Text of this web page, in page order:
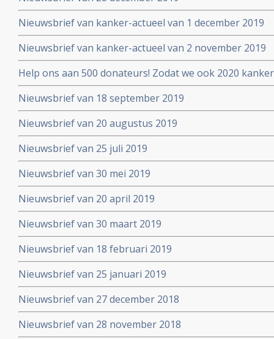
Nieuwsbrief van kanker-actueel van 1 december 2019
Nieuwsbrief van kanker-actueel van 2 november 2019
Help ons aan 500 donateurs! Zodat we ook 2020
voortzetten
Nieuwsbrief van 18 september 2019
Nieuwsbrief van 20 augustus 2019
Nieuwsbrief van 25 juli 2019
Nieuwsbrief van 30 mei 2019
Nieuwsbrief van 20 april 2019
Nieuwsbrief van 30 maart 2019
Nieuwsbrief van 18 februari 2019
Nieuwsbrief van 25 januari 2019
Nieuwsbrief van 27 december 2018
Nieuwsbrief van 28 november 2018